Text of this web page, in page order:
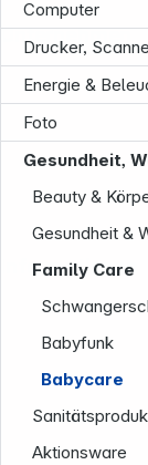
Computer
Drucker,
Energie &
Foto
Gesundheit,
Beauty &
Gesundheit &
Family Care
Babyfunk
Babycare
Aktionsware
Unternehmen
Informationen